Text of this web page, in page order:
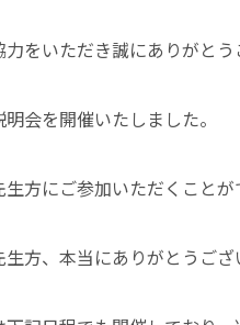
をいただき誠にありがとう
会を開催いたしました。
方にご参加いただくことが
方、本当にありがとうござ